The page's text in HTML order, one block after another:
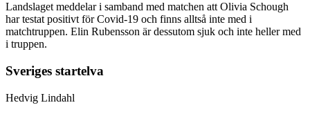
Landslaget meddelar i samband med matchen att Olivia Schough
har testat positivt för Covid-19 och finns alltså inte med i
matchtruppen. Elin Rubensson är dessutom sjuk och inte heller med
i truppen.
Sveriges startelva
Hedvig Lindahl